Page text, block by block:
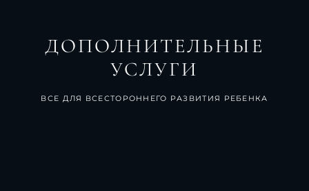
ДОПОЛНИТЕЛЬНЫЕ
УСЛУГИ
ВСЕ ДЛЯ ВСЕСТОРОННЕГО РАЗВИТИЯ РЕБЕНКА